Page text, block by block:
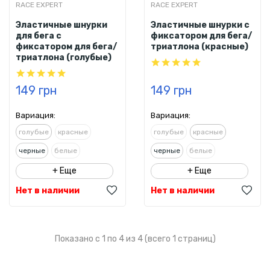
RACE EXPERT
Эластичные шнурки
для бега с
фиксатором для бега/
триатлона (голубые)
149 грн
Вариация:
голубые красные
черные белые
+ Еще
Нет в наличии
RACE EXPERT
Эластичные шнурки с
фиксатором для бега/
триатлона (красные)
149 грн
Вариация:
голубые красные
черные белые
+ Еще
Нет в наличии
Показано с 1 по 4 из 4 (всего 1 страниц)